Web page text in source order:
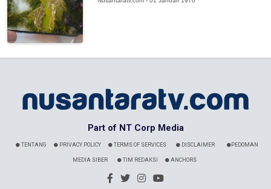
Part of NT Corp Media
TENTANG PRIVACY POLICY TERMS OF SERVICES DISCLAIMER PEDOMAN
MEDIA SIBER TIM REDAKSI ANCHORS